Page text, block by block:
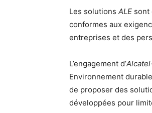
Les solutions ALE sont
conformes aux
entreprises et des
L’engagement d’
Environnement
de proposer des
développées pour